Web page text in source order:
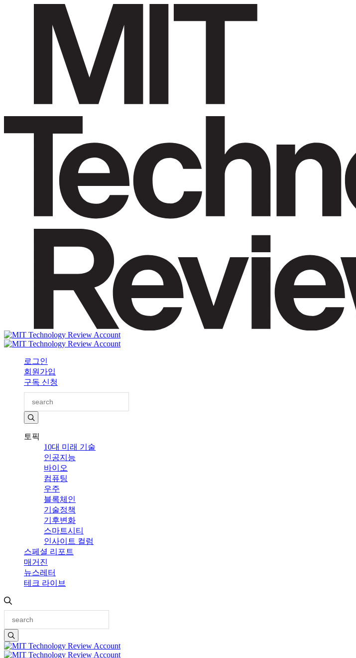
로그인
회원가입
구독 신청
토픽
10대 미래 기술
인공지능
바이오
컴퓨팅
우주
블록체인
기술정책
기후변화
스마트시티
인사이트 컬럼
스페셜 리포트
매거진
뉴스레터
테크 라이브